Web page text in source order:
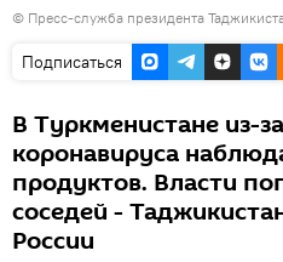
© Пресс-служба президента
Подписаться
В Туркменистане из-
коронавируса
продуктов. Власти
соседей -
России